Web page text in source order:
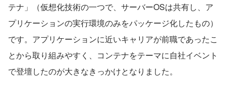
テナ」（仮想化技術の一つで、サーバーOSは共有し、ア
プリケーションの実行環境のみをパッケージ化したもの）
です。アプリケーションに近いキャリアが前職であったこ
とから取り組みやすく、コンテナをテーマに自社イベント
で登壇したのが大きなきっかけとなりました。